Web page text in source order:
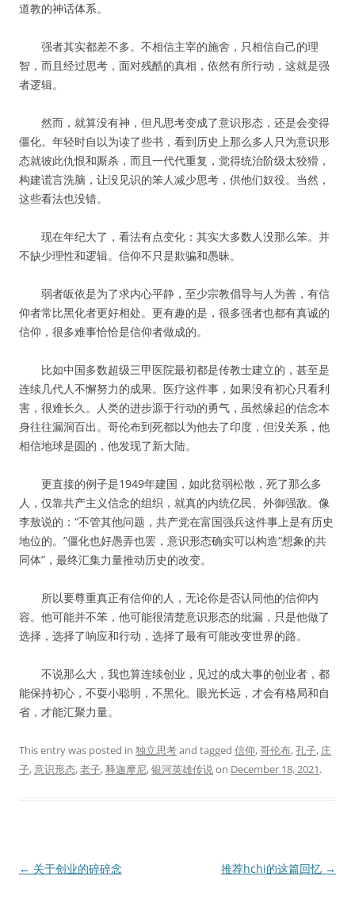
道教的神话体系。
强者其实都差不多。不相信主宰的施舍，只相信自己的理
智，而且经过思考，面对残酷的真相，依然有所行动，这就是强
者逻辑。
然而，就算没有神，但凡思考变成了意识形态，还是会变得
僵化。年轻时自以为读了些书，看到历史上那么多人只为意识形
态就彼此仇恨和厮杀，而且一代代重复，觉得统治阶级太狡猾，
构建谎言洗脑，让没见识的笨人减少思考，供他们奴役。当然，
这些看法也没错。
现在年纪大了，看法有点变化：其实大多数人没那么笨。并
不缺少理性和逻辑。信仰不只是欺骗和愚昧。
弱者皈依是为了求内心平静，至少宗教倡导与人为善，有信
仰者常比黑化者更好相处。更有趣的是，很多强者也都有真诚的
信仰，很多难事恰恰是信仰者做成的。
比如中国多数超级三甲医院最初都是传教士建立的，甚至是
连续几代人不懈努力的成果。医疗这件事，如果没有初心只看利
害，很难长久。人类的进步源于行动的勇气，虽然缘起的信念本
身往往漏洞百出。哥伦布到死都以为他去了印度，但没关系，他
相信地球是圆的，他发现了新大陆。
更直接的例子是1949年建国，如此贫弱松散，死了那么多
人，仅靠共产主义信念的组织，就真的内统亿民、外御强敌。像
李敖说的：“不管其他问题，共产党在富国强兵这件事上是有历史
地位的。”僵化也好愚弄也罢，意识形态确实可以构造“想象的共
同体”，最终汇集力量推动历史的改变。
所以要尊重真正有信仰的人，无论你是否认同他的信仰内
容。他可能并不笨，他可能很清楚意识形态的纰漏，只是他做了
选择，选择了响应和行动，选择了最有可能改变世界的路。
不说那么大，我也算连续创业，见过的成大事的创业者，都
能保持初心，不耍小聪明，不黑化。眼光长远，才会有格局和自
省，才能汇聚力量。
This entry was posted in 独立思考and tagged 信仰,哥伦布,孔子, 庄
子,意识形态,老子,释迦摩尼,银河英雄传说on December 18, 2021.
Post
← 关于创业的碎碎念 推荐hchi的这篇回忆 →